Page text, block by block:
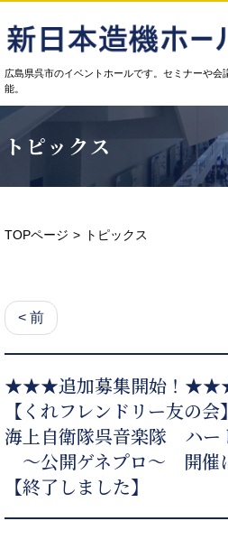
広島県呉市のイベントホールです。セミナーや
能。
トピックス
TOPページ トピックス
< 前
★★★追加募集開始！
【くれフレンドリー友の
海上自衛隊呉音楽隊 ハー
～公開ゲネプロ～ 開催
【終了しました】